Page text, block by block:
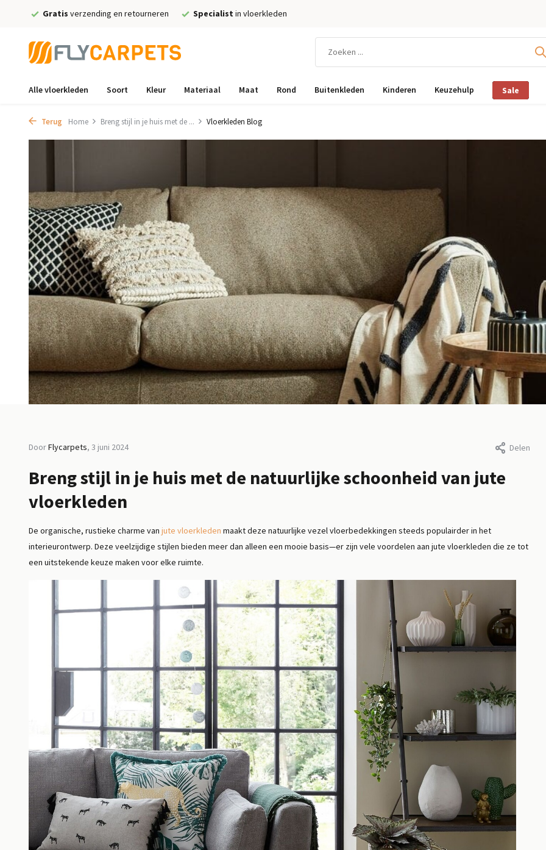
Gratis verzending en retourneren Specialist in vloerkleden
Alle vloerkleden Soort Kleur Materiaal Maat Rond Buitenkleden Kinderen Keuzehulp Sale
Terug Home Breng stijl in je huis met de ... Vloerkleden Blog
DoorFlycarpets, 3 juni 2024 Delen
Breng stijl in je huis met de natuurlijke schoonheid van jute
vloerkleden
De organische, rustieke charme van jute vloerkleden maakt deze natuurlijke vezel vloerbedekkingen steeds populairder in het
interieurontwerp. Deze veelzijdige stijlen bieden meer dan alleen een mooie basis—er zijn vele voordelen aan jute vloerkleden die ze tot
een uitstekende keuze maken voor elke ruimte.
Door Flycarpets, 3 december 2025
Wat is een Berber
vloerkleed? Alles over
deze authentieke
klassieker
Lees meer
Hoe groot moet een
vloerkleed zijn?
Door Flycarpets, 6 maart 2026
Welke kleur
bij grijze bank?